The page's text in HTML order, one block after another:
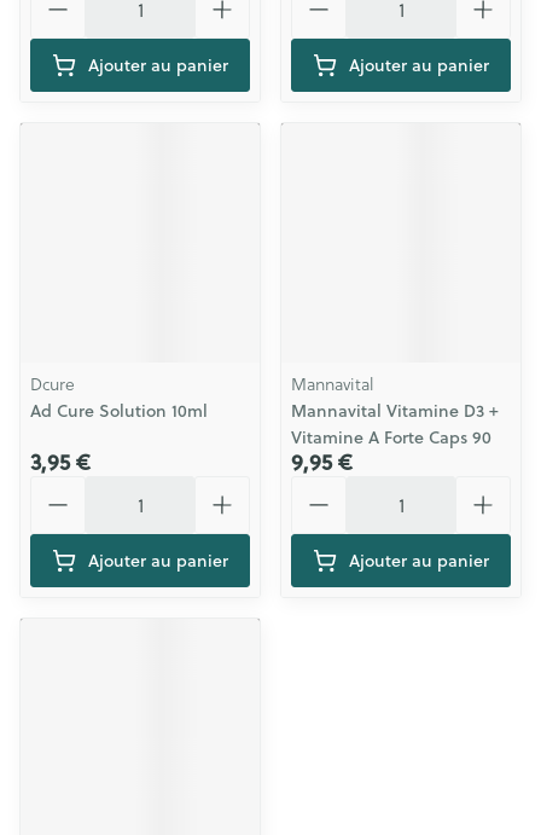
Ajouter au panier Ajouter au panier
Dcure
Ad Cure Solution 10ml
3,95 €
Ajouter au panier
Mannavital
Mannavital Vitamine D3 +
Vitamine A Forte Caps 90
9,95 €
Ajouter au panier